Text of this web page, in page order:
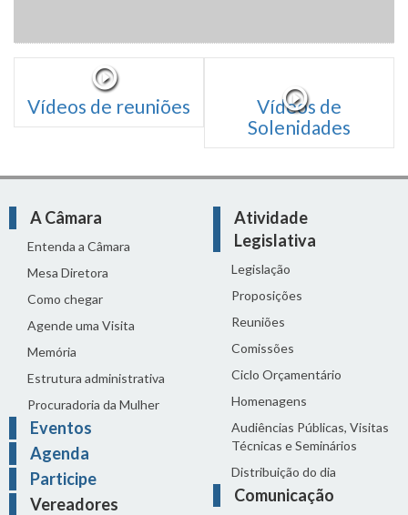
Vídeos de reuniões
Vídeos de
Solenidades
A Câmara
Entenda a Câmara
Mesa Diretora
Como chegar
Agende uma Visita
Memória
Estrutura administrativa
Procuradoria da Mulher
Eventos
Agenda
Participe
Vereadores
Atividade
Legislativa
Legislação
Proposições
Reuniões
Comissões
Ciclo Orçamentário
Homenagens
Audiências Públicas, Visitas
Técnicas e Seminários
Distribuição do dia
Comunicação